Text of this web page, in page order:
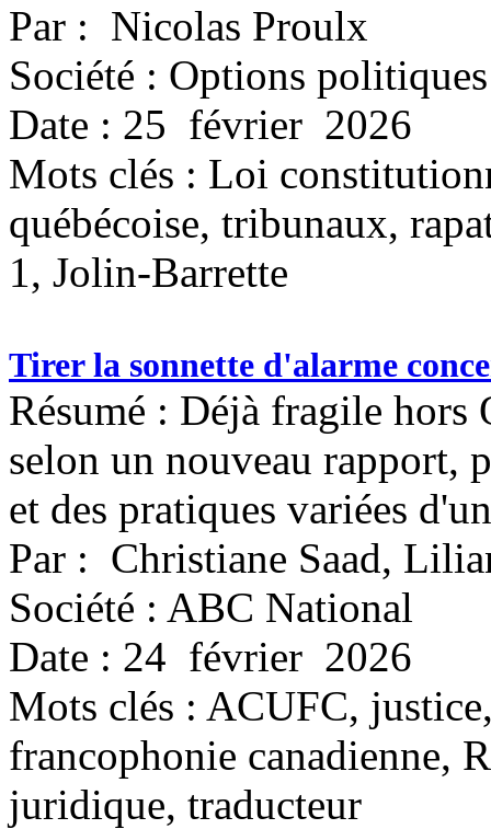
Par : Nicolas Proulx
Société : Options politiques
Date : 25 février 2026
Mots clés : Loi
québécoise, tribunaux,
1, Jolin-Barrette
Tirer la sonnette d'alarme
Résumé : Déjà fragile hors
selon un nouveau rapport,
et des pratiques variées
Par : Christiane Saad,
Société : ABC National
Date : 24 février 2026
Mots clés : ACUFC,
francophonie canadienne,
juridique, traducteur